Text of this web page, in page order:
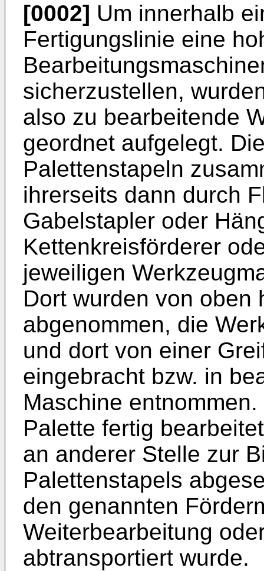
[0002] Um innerhalb
Fertigungslinie eine
sicherzustellen,
also zu bearbeitende
geordnet aufgelegt.
Palettenstapeln
ihrerseits dann durch
Gabelstapler oder
Kettenkreisförderer
jeweiligen
Dort wurden von oben
abgenommen, die
und dort von einer
eingebracht bzw. in
Maschine
Palette fertig
an anderer Stelle zur
Palettenstapels
den genannten
Weiterbearbeitung
abtransportiert wurde.